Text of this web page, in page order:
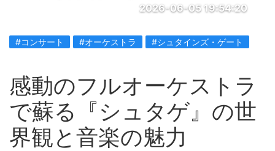
2026-06-05 19:54:20
#コンサート #オーケストラ #シュタインズ・ゲート
感動のフルオーケストラ
で蘇る『シュタゲ』の世
界観と音楽の魅力